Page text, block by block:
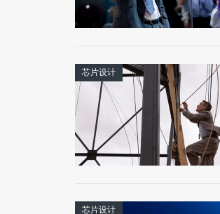
芯片设计
芯片设计